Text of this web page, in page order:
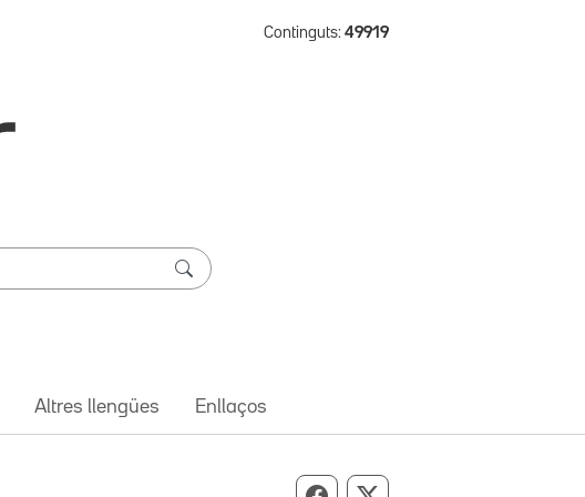
Continguts: 49919
Altres llengües Enllaços